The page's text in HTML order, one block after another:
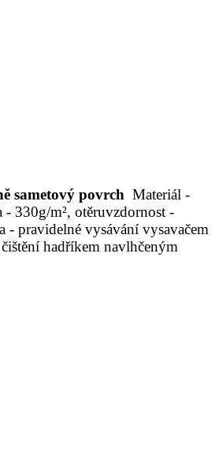
sametový povrch Materiál -
- 330g/m², otěruvzdornost -
- pravidelné vysávání vysavačem
hadříkem navlhčeným